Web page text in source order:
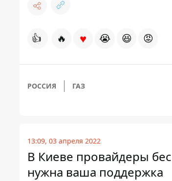
👍 🔥 ♥ 😭 😆 😡
РОССИЯ ГАЗ
13:09, 03 апреля 2022
В Киеве провайдеры
нужна ваша поддержка